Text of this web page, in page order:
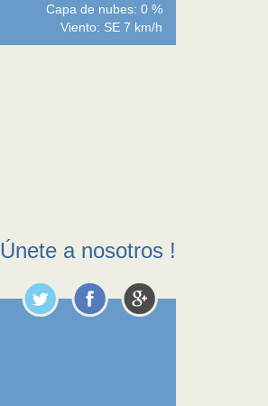
Capa de nubes: 0 %
Viento: SE 7 km/h
Únete a nosotros !